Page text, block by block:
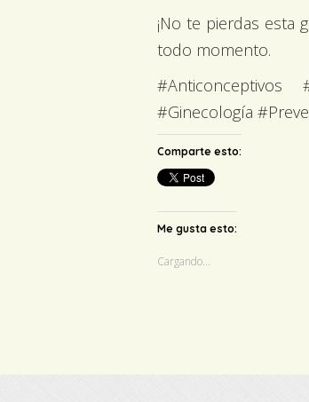
¡No te pierdas esta
todo momento.
#Anticonceptivos
#Ginecología
Comparte esto:
Me gusta esto:
Cargando...